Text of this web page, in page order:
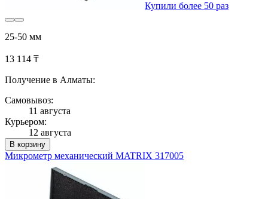
Купили более 50 раз
25-50 мм
13 114 ₸
Получение в Алматы:
Самовывоз:
11 августа
Курьером:
12 августа
В корзину
Микрометр механический MATRIX 317005